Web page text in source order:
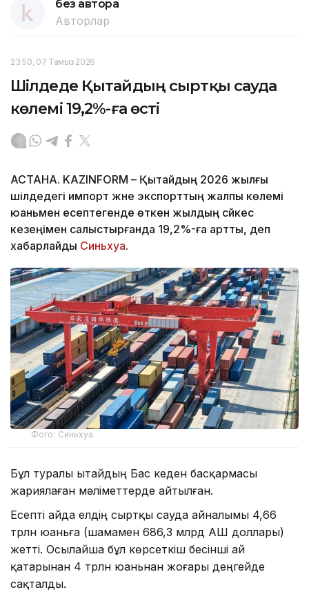
без автора
Авторлар
23:50, 07 Тамыз 2026
Шілдеде Қытайдың сыртқы сауда
көлемі 19,2%-ға өсті
АСТАНА. KAZINFORM – Қытайдың 2026 жылғы
шілдедегі импорт және экспорттың жалпы көлемі
юаньмен есептегенде өткен жылдың сәйкес
кезеңімен салыстырғанда 19,2%-ға артты, деп
хабарлайды Синьхуа.
Фото: Синьхуа
Бұл туралы Қытайдың Бас кеден басқармасы
жариялаған мәліметтерде айтылған.
Есепті айда елдің сыртқы сауда айналымы 4,66
трлн юаньға (шамамен 686,3 млрд АҚШ доллары)
жетті. Осылайша бұл көрсеткіш бесінші ай
қатарынан 4 трлн юаньнан жоғары деңгейде
сақталды.